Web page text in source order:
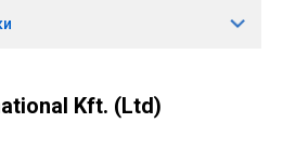
Kft. (Ltd)